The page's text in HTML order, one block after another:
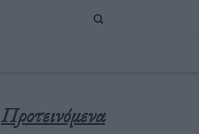
Προτεινόμενα